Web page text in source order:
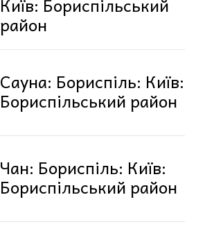
район
Сауна: Бориспіль: Київ:
Бориспільський район
Чан: Бориспіль: Київ:
Бориспільський район